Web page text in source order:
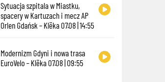
Sytuacja szpitala w Miastku,
spacery w Kartuzach i mecz AP
Orlen Gdańsk – Klëka 07.08 | 14:55
Modernizm Gdyni i nowa trasa
EuroVelo – Klëka 07.08 | 09:55